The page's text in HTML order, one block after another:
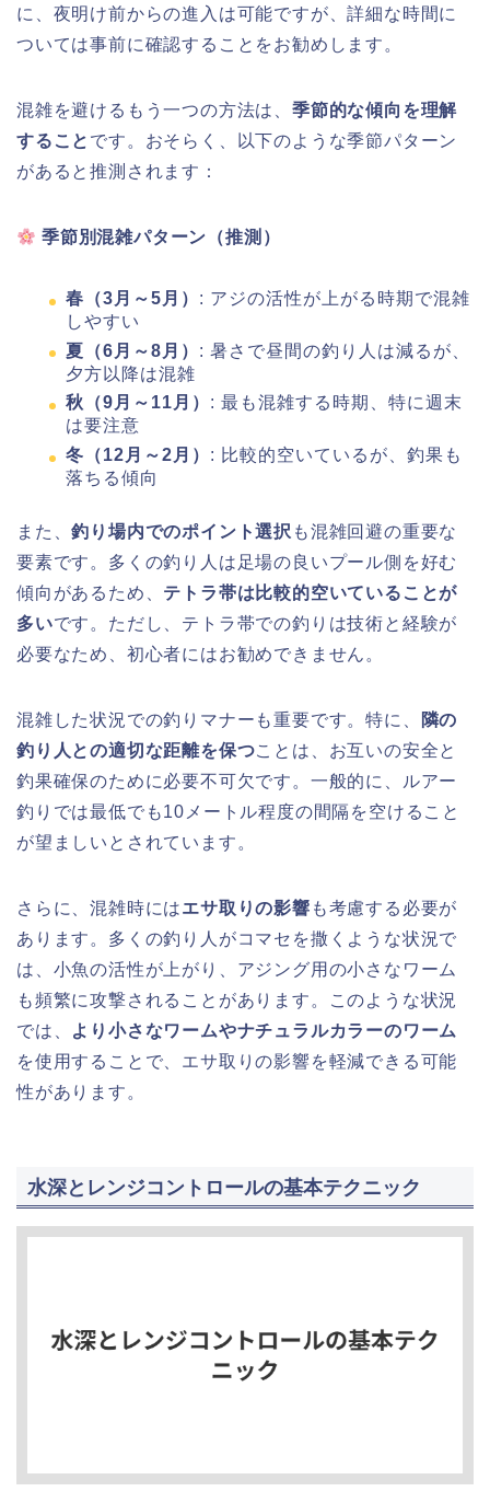
に、夜明け前からの進入は可能ですが、詳細な時間に
ついては事前に確認することをお勧めします。
混雑を避けるもう一つの方法は、 季節的な傾向を理解
すること です。おそらく、以下のような季節パターン
があると推測されます：
季節別混雑パターン（推測）
春（3月～5月） : アジの活性が上がる時期で混雑
しやすい
夏（6月～8月） : 暑さで昼間の釣り人は減るが、
夕方以降は混雑
秋（9月～11月） : 最も混雑する時期、特に週末
は要注意
冬（12月～2月） : 比較的空いているが、釣果も
落ちる傾向
また、釣り場内でのポイント選択 も混雑回避の重要な
要素です。多くの釣り人は足場の良いプール側を好む
傾向があるため、 テトラ帯は比較的空いていることが
多いです。ただし、テトラ帯での釣りは技術と経験が
必要なため、初心者にはお勧めできません。
混雑した状況での釣りマナーも重要です。特に、
隣の
釣り人との適切な距離を保つことは、お互いの安全と
釣果確保のために必要不可欠です。一般的に、ルアー
釣りでは最低でも10メートル程度の間隔を空けること
が望ましいとされています。
さらに、混雑時にはエサ取りの影響 も考慮する必要が
あります。多くの釣り人がコマセを撒くような状況で
は、小魚の活性が上がり、アジング用の小さなワーム
も頻繁に攻撃されることがあります。このような状況
では、 より小さなワームやナチュラルカラーのワーム
を使用することで、エサ取りの影響を軽減できる可能
性があります。
水深とレンジコントロールの基本テクニック